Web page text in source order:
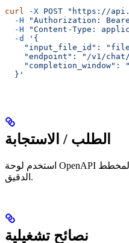
curl -X POST "https://
  -H
"Authorization:
  -H
"Content-Type:
  -d
'{
"input_file_id":
"endpoint": "/v1/
"completion_window":
  }'
الطلب / الاستجابة
استخدم لوحة OpenAPI التفاعلية أعلاه للحصول على المخطط
الدقيق.
نصائح تشغيلية